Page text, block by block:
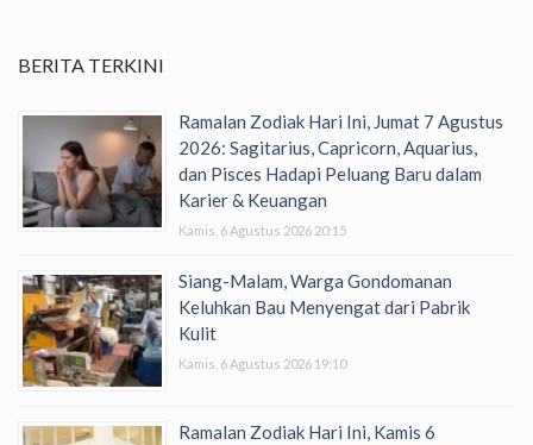
BERITA TERKINI
Ramalan Zodiak Hari Ini, Jumat 7 Agustus
2026: Sagitarius, Capricorn, Aquarius,
dan Pisces Hadapi Peluang Baru dalam
Karier & Keuangan
Kamis, 6 Agustus 2026 20:15
Siang-Malam, Warga Gondomanan
Keluhkan Bau Menyengat dari Pabrik
Kulit
Kamis, 6 Agustus 2026 19:10
Ramalan Zodiak Hari Ini, Kamis 6